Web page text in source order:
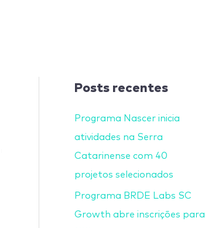
Posts recentes
Programa Nascer inicia
atividades na Serra
Catarinense com 40
projetos selecionados
Programa BRDE Labs SC
Growth abre inscrições para